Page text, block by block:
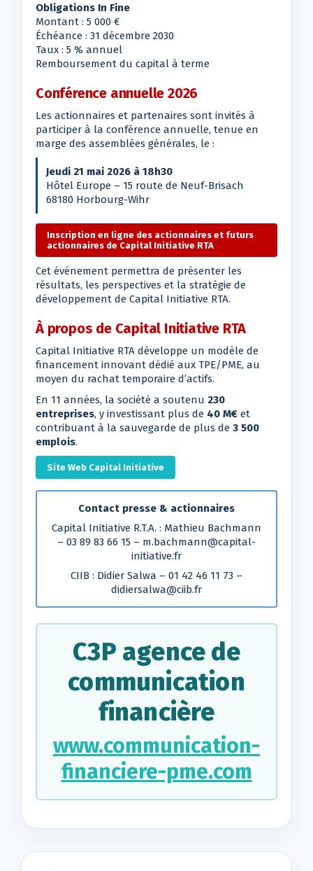
Obligations In Fine
Montant : 5 000 €
Échéance : 31 décembre 2030
Taux : 5 % annuel
Remboursement du capital à terme
Conférence annuelle 2026
Les actionnaires et partenaires sont invités à
participer à la conférence annuelle, tenue en
marge des assemblées générales, le :
Jeudi 21 mai 2026 à 18h30
Hôtel Europe – 15 route de Neuf-Brisach
68180 Horbourg-Wihr
Inscription en ligne des actionnaires et futurs
actionnaires de Capital Initiative RTA
Cet événement permettra de présenter les
résultats, les perspectives et la stratégie de
développement de Capital Initiative RTA.
À propos de Capital Initiative RTA
Capital Initiative RTA développe un modèle de
financement innovant dédié aux TPE/PME, au
moyen du rachat temporaire d’actifs.
En 11 années, la société a soutenu 230
entreprises, y investissant plus de 40 M€ et
contribuant à la sauvegarde de plus de 3 500
emplois.
Site Web Capital Initiative
Contact presse & actionnaires
Capital Initiative R.T.A. : Mathieu Bachmann
– 03 89 83 66 15 – m.bachmann@capital-
initiative.fr
CIIB : Didier Salwa – 01 42 46 11 73 –
didiersalwa@ciib.fr
C3P agence de
communication
financière
www.communication-
financiere-pme.com